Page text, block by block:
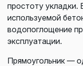
простоту укладки.
используемой
водопоглощение
эксплуатации.
Прямоугольник —